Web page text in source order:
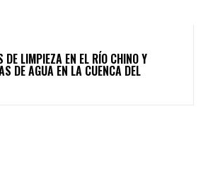
LIMPIEZA EN EL RÍO CHINO Y
DE AGUA EN LA CUENCA DEL